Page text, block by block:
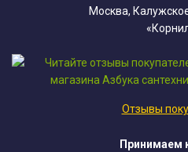
Москва,
Отзывы
Принимаем